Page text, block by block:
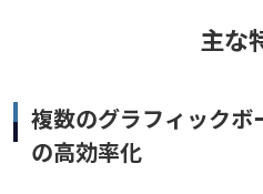
主な
複数のグラフィック
の高効率化